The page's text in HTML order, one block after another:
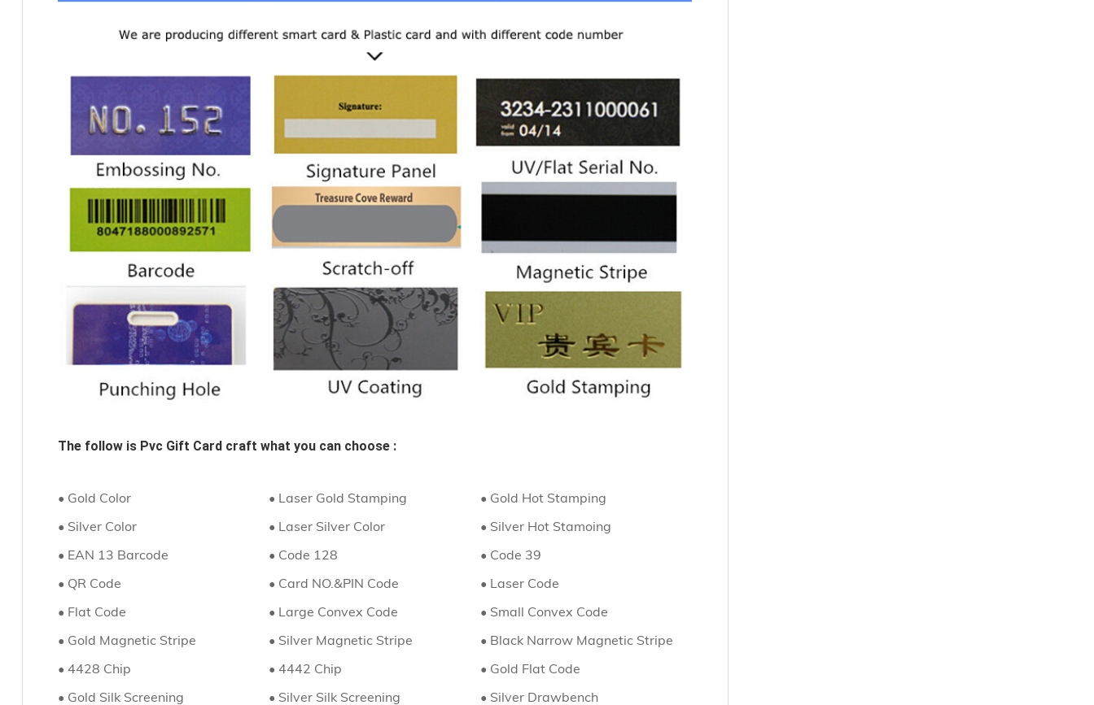
The follow is Pvc Gift Card craft what you can choose :
• Gold Color • Laser Gold Stamping
• Gold Hot Stamping
• Silver Color
• Laser Silver Color
• Silver Hot Stamoing
• EAN 13 Barcode
• Code 128
• Code 39
• QR Code
• Card NO.&PIN Code • Laser Code
• Flat Code • Large Convex Code • Small Convex Code
• Gold Magnetic Stripe
• Silver Magnetic Stripe • Black Narrow Magnetic Stripe
• 4428 Chip
•4442 Chip • Gold Flat Code
• Gold Silk Screening
• Silver Silk Screening • Silver Drawbench